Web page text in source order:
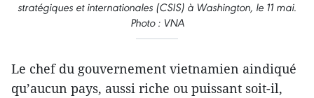
stratégiques et internationales (CSIS) à Washington, le 11 mai.
Photo : VNA
Le chef du gouvernement vietnamien aindiqué
qu’aucun pays, aussi riche ou puissant soit-il,